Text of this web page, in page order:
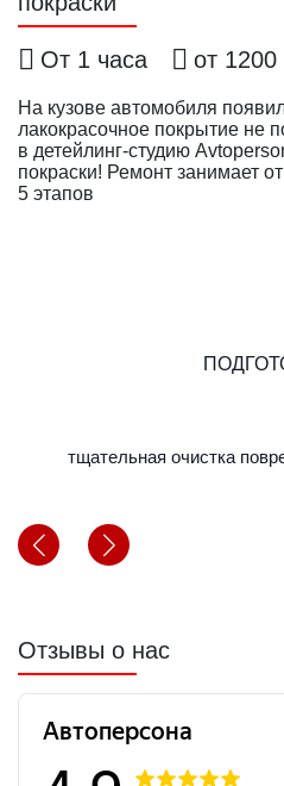
От 1 часа от 1200
На кузове автомобиля
лакокрасочное покрытие не
в детейлинг-студию
покраски! Ремонт занимает
5 этапов
тщательная очистка
Отзывы о нас